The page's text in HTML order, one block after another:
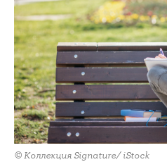
© Коллекция Signature/ iStock